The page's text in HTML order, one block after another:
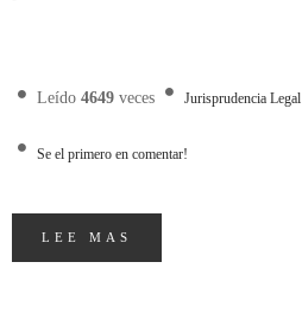
Leído 4649 veces Jurisprudencia Legal
Se el primero en comentar!
LEE MAS